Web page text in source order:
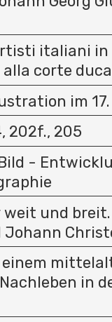
italiani in
corte
im
202f., 205
-
weit und
Johann
in